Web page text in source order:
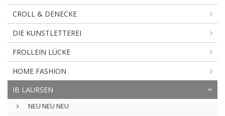
CROLL & DENECKE
DIE KUNSTLETTEREI
FROLLEIN LÜCKE
HOME FASHION
IB LAURSEN
NEU NEU NEU